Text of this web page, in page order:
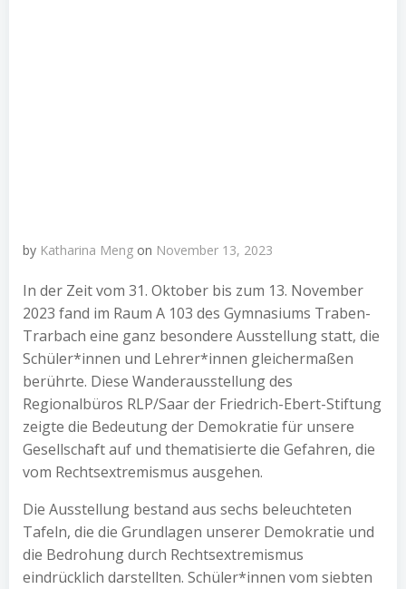
by Katharina Meng on November 13, 2023
In der Zeit vom 31. Oktober bis zum 13. November
2023 fand im Raum A 103 des Gymnasiums Traben-
Trarbach eine ganz besondere Ausstellung statt, die
Schüler*innen und Lehrer*innen gleichermaßen
berührte. Diese Wanderausstellung des
Regionalbüros RLP/Saar der Friedrich-Ebert-Stiftung
zeigte die Bedeutung der Demokratie für unsere
Gesellschaft auf und thematisierte die Gefahren, die
vom Rechtsextremismus ausgehen.
Die Ausstellung bestand aus sechs beleuchteten
Tafeln, die die Grundlagen unserer Demokratie und
die Bedrohung durch Rechtsextremismus
eindrücklich darstellten. Schüler*innen vom siebten